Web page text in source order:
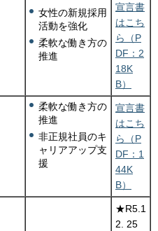
女性の新規採用
活動を強化
柔軟な働き方の
推進
宣言書
はこち
ら（P
DF：2
18K
B）
柔軟な働き方の
推進
非正規社員のキ
ャリアアップ支
援
宣言書
はこち
ら（P
DF：1
44K
B）
★R5.1
2. 25